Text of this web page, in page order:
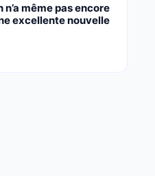
même pas encore
excellente nouvelle